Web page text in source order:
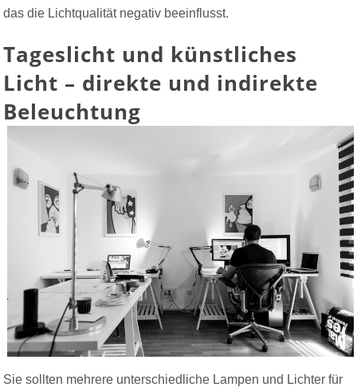
das die Lichtqualität negativ beeinflusst.
Tageslicht und künstliches
Licht – direkte und indirekte
Beleuchtung
Sie sollten mehrere unterschiedliche Lampen und Lichter für